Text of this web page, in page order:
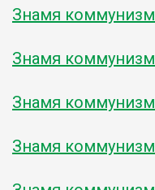
Знамя
Знамя
Знамя
Знамя